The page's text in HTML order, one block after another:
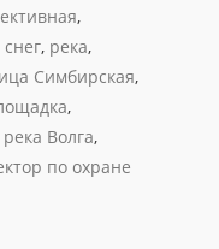
,
снег, река,
Симбирская,
,
река Волга,
по охране